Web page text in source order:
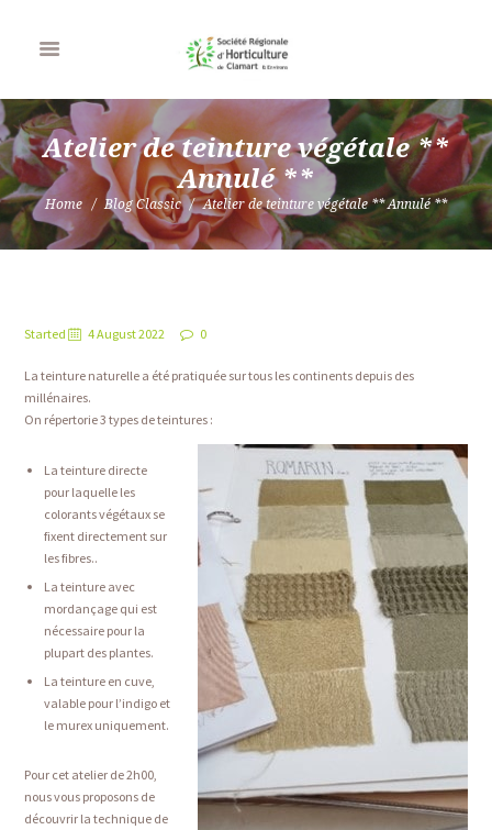
Atelier de teinture végétale **
Annulé **
Home Blog Classic Atelier de teinture végétale ** Annulé **
Started 4 August 2022 0
La teinture naturelle a été pratiquée sur tous les continents depuis des
millénaires.
On répertorie 3 types de teintures :
La teinture directe
pour laquelle les
colorants végétaux se
fixent directement sur
les fibres..
La teinture avec
mordançage qui est
nécessaire pour la
plupart des plantes.
La teinture en cuve,
valable pour l’indigo et
le murex uniquement.
Pour cet atelier de 2h00,
nous vous proposons de
découvrir la technique de